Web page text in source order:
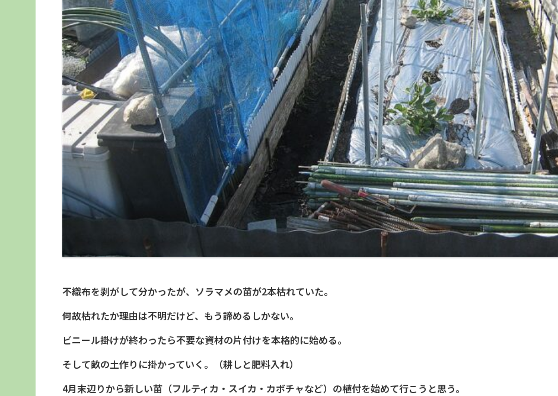
不織布を剥がして分かったが、ソラマメの苗が2本枯れていた。
何故枯れたか理由は不明だけど、もう諦めるしかない。
ビニール掛けが終わったら不要な資材の片付けを本格的に始める。
そして畝の土作りに掛かっていく。（耕しと肥料入れ）
4月末辺りから新しい苗（フルティカ・スイカ・カボチャなど）の植付を始めて行こうと思う。